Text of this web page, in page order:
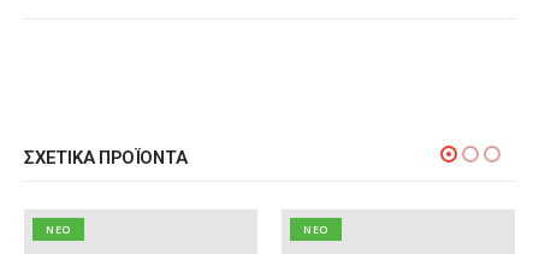
ΣΧΕΤΙΚΆ ΠΡΟΪΌΝΤΑ
NEO NEO